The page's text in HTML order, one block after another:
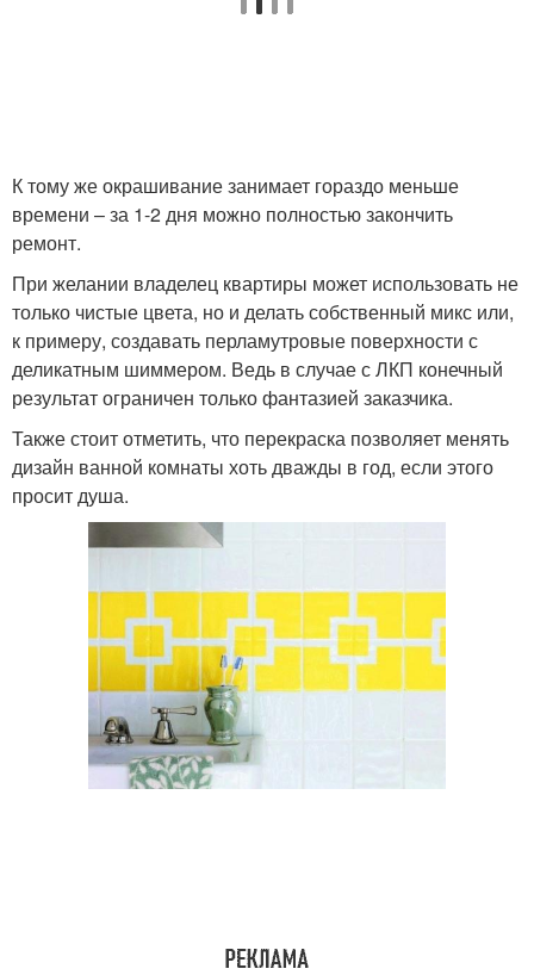
К тому же окрашивание занимает гораздо меньше
времени – за 1-2 дня можно полностью закончить
ремонт.
При желании владелец квартиры может использовать не
только чистые цвета, но и делать собственный микс или,
к примеру, создавать перламутровые поверхности с
деликатным шиммером. Ведь в случае с ЛКП конечный
результат ограничен только фантазией заказчика.
Также стоит отметить, что перекраска позволяет менять
дизайн ванной комнаты хоть дважды в год, если этого
просит душа.